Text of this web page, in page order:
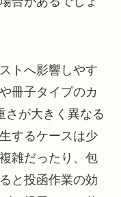
トへ影響しやす
冊子タイプのカ
さが大きく異なる
するケースは少
雑だったり、包
と投函作業の効